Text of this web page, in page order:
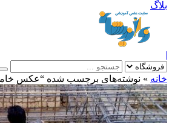
»نوشته‌های برچسب شده “عكس خاموت”